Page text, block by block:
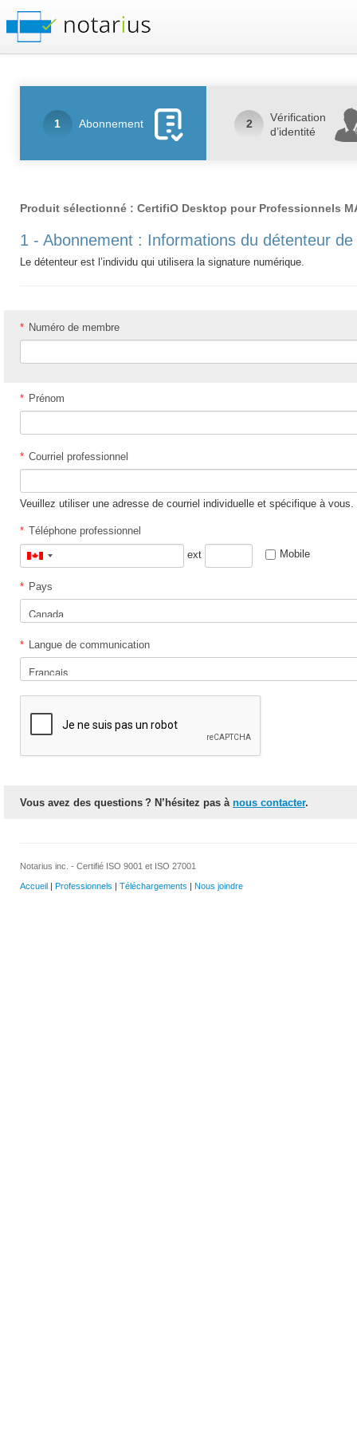
1 Abonnement 2
Vérification
d’identité
Produit sélectionné : CertifiO Desktop pour Professionnels
1 - Abonnement : Informations du détenteur
Le détenteur est l’individu qui utilisera la signature numérique.
* Numéro de membre
* Prénom
* Courriel professionnel
Veuillez utiliser une adresse de courriel individuelle et spécifique à vous.
* Téléphone professionnel
Canada
ext Mobile
* Pays
* Langue de communication
Vous avez des questions ? N’hésitez pas à nous contacter.
Notarius inc. - Certifié ISO 9001 et ISO 27001
Accueil | Professionnels | Téléchargements | Nous joindre